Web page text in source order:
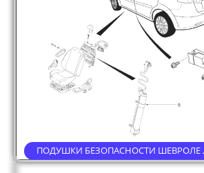
ПОДУШКИ БЕЗОПАСНОСТИ ШЕВРОЛЕ